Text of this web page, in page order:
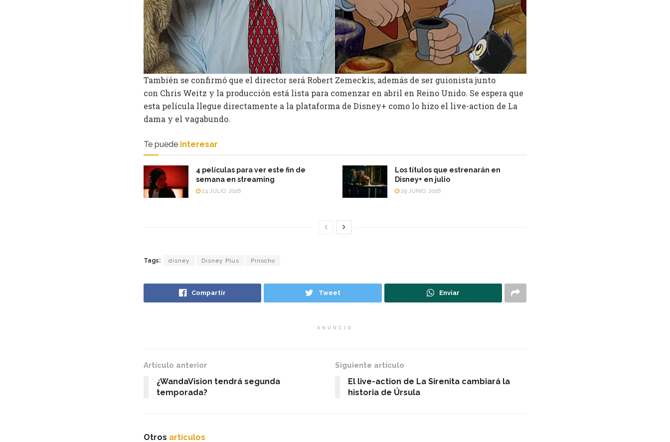
También se confirmó que el director será Robert Zemeckis, además de ser guionista junto
con Chris Weitz y la producción está lista para comenzar en abril en Reino Unido. Se espera que
esta película llegue directamente a la plataforma de Disney+ como lo hizo el live-action de La
dama y el vagabundo.
Te puede interesar
4 películas para ver este fin de
semana en streaming
24 JULIO, 2026
Los títulos que estrenarán en
Disney+ en julio
29 JUNIO, 2026
Tags: disney Disney Plus Pinocho
Compartir Tweet Enviar
ANUNCIO
Artículo anterior
¿WandaVision tendrá segunda
temporada?
Siguiente artículo
El live-action de La Sirenita cambiará la
historia de Úrsula
Otros artículos